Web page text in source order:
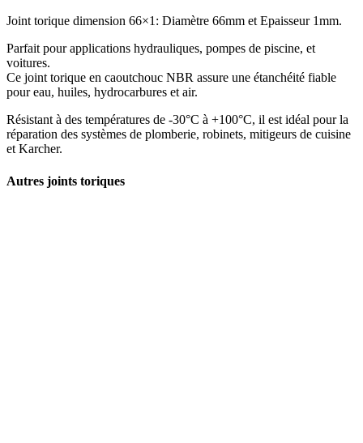
Joint torique dimension 66×1: Diamètre 66mm et Epaisseur 1mm.
Parfait pour applications hydrauliques, pompes de piscine, et
voitures.
Ce joint torique en caoutchouc NBR assure une étanchéité fiable
pour eau, huiles, hydrocarbures et air.
Résistant à des températures de -30°C à +100°C, il est idéal pour la
réparation des systèmes de plomberie, robinets, mitigeurs de cuisine
et Karcher.
Autres joints toriques